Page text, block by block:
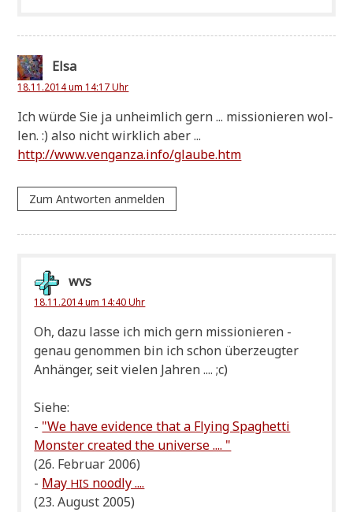
Elsa
18.11.2014 um 14:17 Uhr
Ich wür­de Sie ja unheim­lich gern ... mis­sio­nie­ren wol­
len. :) also nicht wirk­lich aber ...
http://www.venganza.info/glaube.htm
Zum Antworten anmelden
wvs
18.11.2014 um 14:40 Uhr
Oh, dazu las­se ich mich gern mis­sio­nie­ren -
genau genom­men bin ich schon über­zeug­ter
Anhän­ger, seit vie­len Jah­ren .... ;c)
Sie­he:
- "We have evi­dence that a Fly­ing Spa­ghet­ti
Mon­ster crea­ted the universe .... "
(26. Febru­ar 2006)
- May HIS noodly ....
(23. August 2005)